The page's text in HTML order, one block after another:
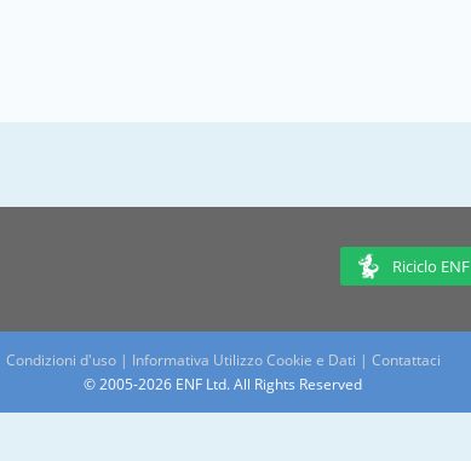
Riciclo ENF
Condizioni d'uso| Informativa Utilizzo Cookie e Dati | Contattaci
© 2005-2026 ENF Ltd. All Rights Reserved